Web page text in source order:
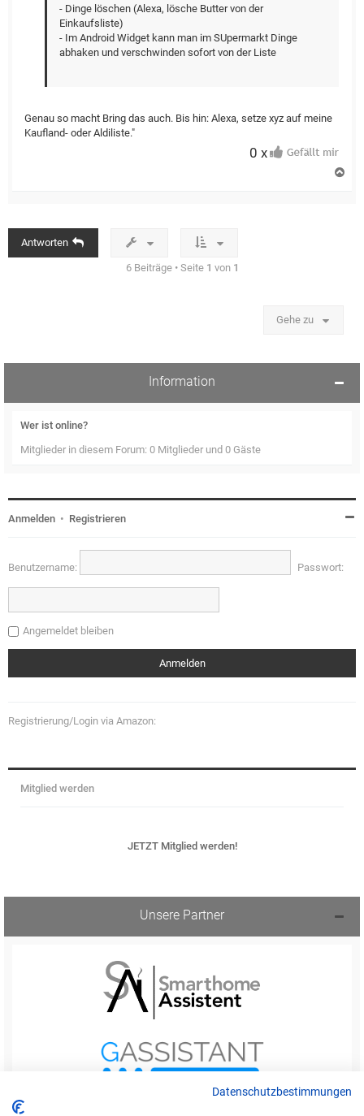
- Dinge löschen (Alexa, lösche Butter von der
Einkaufsliste)
- Im Android Widget kann man im SUpermarkt Dinge
abhaken und verschwinden sofort von der Liste
Genau so macht Bring das auch. Bis hin: Alexa, setze xyz auf meine
Kaufland- oder Aldiliste."
0 x
Antworten
6 Beiträge • Seite 1 von 1
Gehe zu
Information
Wer ist online?
Mitglieder in diesem Forum: 0 Mitglieder und 0 Gäste
Anmelden • Registrieren
Benutzername: Passwort:
Angemeldet bleiben
Registrierung/Login via Amazon:
Mitglied werden
JETZT Mitglied werden!
Unsere Partner
Datenschutzbestimmungen